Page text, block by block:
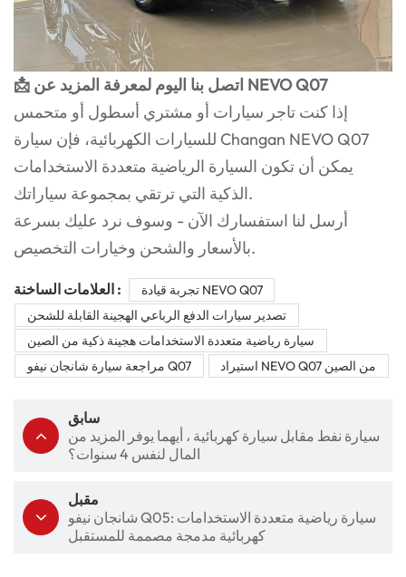
📩 اتصل بنا اليوم لمعرفة المزيد عن NEVO Q07
إذا كنت تاجر سيارات أو مشتري أسطول أو متحمس
للسيارات الكهربائية، فإن سيارة Changan NEVO Q07
يمكن أن تكون السيارة الرياضية متعددة الاستخدامات
الذكية التي ترتقي بمجموعة سياراتك.
أرسل لنا استفسارك الآن - وسوف نرد عليك بسرعة
بالأسعار والشحن وخيارات التخصيص.
العلامات الساخنة :
تجربة قيادة NEVO Q07
تصدير سيارات الدفع الرباعي الهجينة القابلة للشحن
سيارة رياضية متعددة الاستخدامات هجينة ذكية من الصين
مراجعة سيارة شانجان نيفو Q07
استيراد NEVO Q07 من الصين
سابق
سيارة نفط مقابل سيارة كهربائية ، أيهما يوفر المزيد من
المال لنفس 4 سنوات؟
مقبل
شانجان نيفو Q05: سيارة رياضية متعددة الاستخدامات
كهربائية مدمجة مصممة للمستقبل